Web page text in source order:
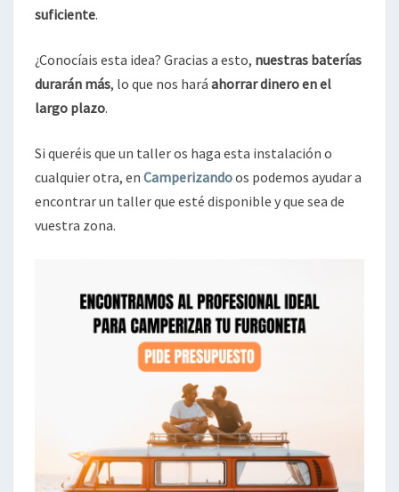
suficiente.
¿Conocíais esta idea? Gracias a esto, nuestras baterías
durarán más, lo que nos hará ahorrar dinero en el
largo plazo.
Si queréis que un taller os haga esta instalación o
cualquier otra, en Camperizandoos podemos ayudar a
encontrar un taller que esté disponible y que sea de
vuestra zona.